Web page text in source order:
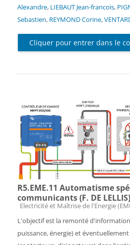
Alexandre, LIEBAUT Jean-francois,
Sebastien, REYMOND Corine,
Cliquer pour entrer dans le
R5.EME.11 Automatisme
communicants (F. DE LELLIS)
Catégorie de cours
Electricité et Maîtrise de l'Energie
L'objectif est la remonté
puissance, énergie) et